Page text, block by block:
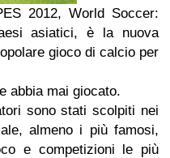
2012, World Soccer:
asiatici, è la nuova
gioco di calcio per
abbia mai giocato.
sono stati scolpiti nei
almeno i più famosi,
e competizioni le più